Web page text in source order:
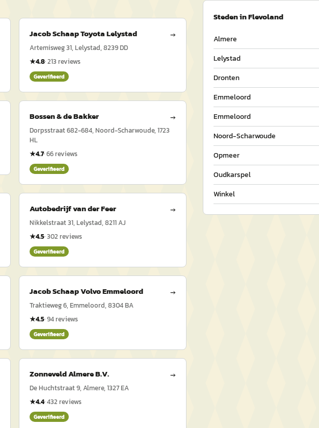
Jacob Schaap Toyota Lelystad →
Artemisweg 31, Lelystad, 8239 DD
★4.8·213 reviews
Geverifieerd
Bossen & de Bakker →
Dorpsstraat 682-684, Noord-Scharwoude, 1723
HL
★4.7·66reviews
Geverifieerd
Autobedrijf van der Feer →
Nikkelstraat 31, Lelystad, 8211 AJ
★4.5·302 reviews
Geverifieerd
Jacob Schaap Volvo Emmeloord →
Traktieweg 6, Emmeloord, 8304 BA
★4.5·94reviews
Geverifieerd
Zonneveld Almere B.V. →
De Huchtstraat 9, Almere, 1327 EA
★4.4·432 reviews
Geverifieerd
Steden inFlevoland
Almere
Lelystad
Dronten
Emmeloord
Emmeloord
Noord-Scharwoude
Opmeer
Oudkarspel
Winkel